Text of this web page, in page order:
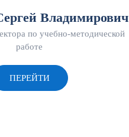
Владимирович
по учебно-методической
работе
ПЕРЕЙТИ